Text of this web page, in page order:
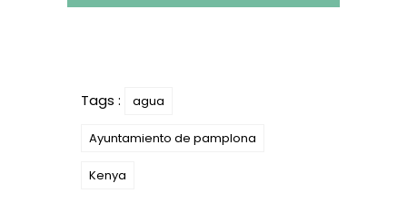
Tags : agua
Ayuntamiento de pamplona
Kenya